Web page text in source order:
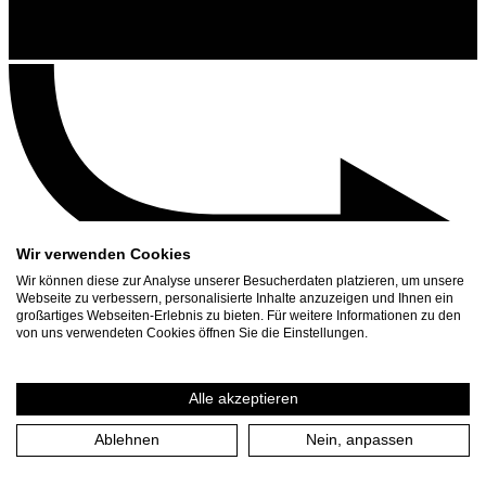
Kontakt
Presse Download
Bürozeiten im August
Wir verwenden Cookies
Wir können diese zur Analyse unserer Besucherdaten platzieren, um unsere
Webseite zu verbessern, personalisierte Inhalte anzuzeigen und Ihnen ein
großartiges Webseiten-Erlebnis zu bieten. Für weitere Informationen zu den
von uns verwendeten Cookies öffnen Sie die Einstellungen.
Alle akzeptieren
Ablehnen Nein, anpassen